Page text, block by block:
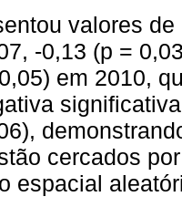
valores
-0,13 (p =
em 2010,
cercados
espacial